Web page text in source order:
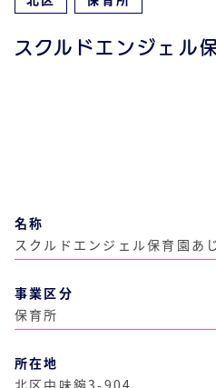
スクルドエンジェル
名称
スクルドエンジェル保育園あ
事業区分
保育所
所在地
北区中味鋺3-904